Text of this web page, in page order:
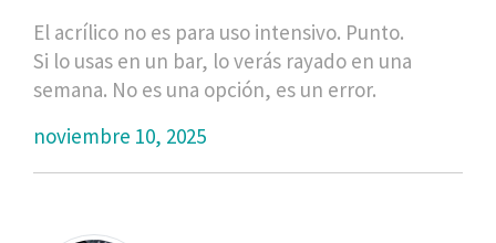
El acrílico no es para uso intensivo. Punto.
Si lo usas en un bar, lo verás rayado en una
semana. No es una opción, es un error.
noviembre 10, 2025